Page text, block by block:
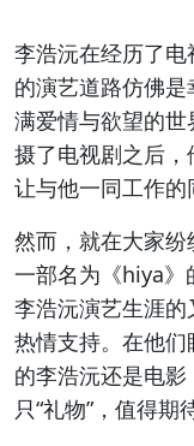
李浩沅在经历了
的演艺道路仿佛是
满爱情与欲望的
摄了电视剧之后
让与他一同工作的
然而，就在大家纷
一部名为《hiya》
李浩沅演艺生涯
热情支持。在他们
的李浩沅还是电
只“礼物”，值得期